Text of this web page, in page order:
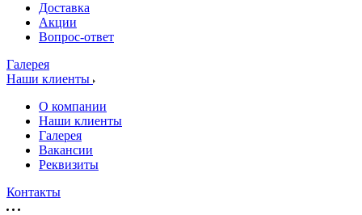
Доставка
Акции
Вопрос-ответ
Галерея
Наши клиенты
О компании
Наши клиенты
Галерея
Вакансии
Реквизиты
Контакты